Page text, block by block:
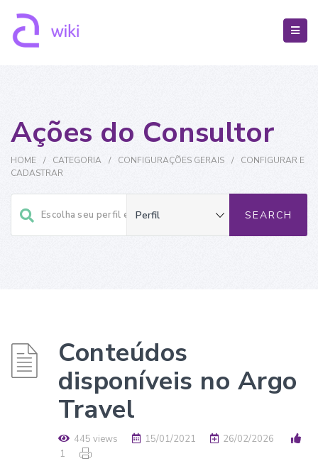
Ações do Consultor
HOME / CATEGORIA / CONFIGURAÇÕES GERAIS /
CONFIGURAR E
CADASTRAR
Conteúdos
disponíveis no Argo
Travel
445 views 15/01/2021
26/02/2026
1